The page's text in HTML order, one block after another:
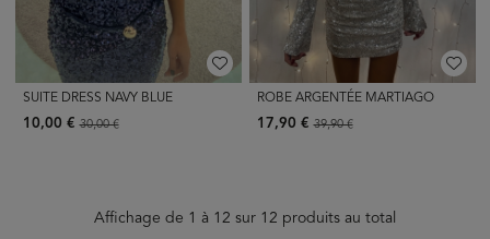
SUITE DRESS NAVY BLUE
10,00 €30,00 €
ROBE ARGENTÉE MARTIAGO
17,90 €39,90 €
Affichage de 1 à 12 sur 12 produits au total